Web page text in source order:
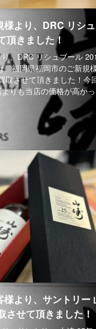
様より、DRC リシ
頂きました！
、DRC リシュブール
、福岡県福岡市のご新規
取させて頂きました！今
りも当店の価格が高か
より、サントリー
させて頂きました！